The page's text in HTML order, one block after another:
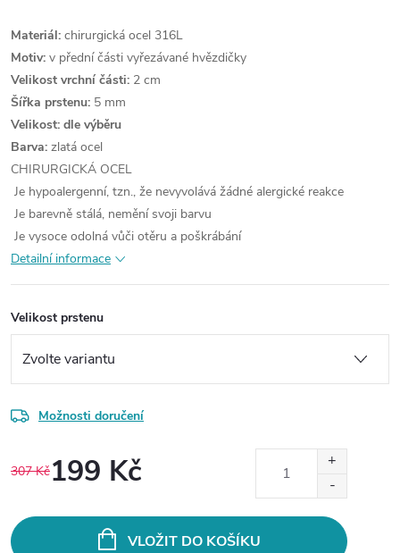
Materiál: chirurgická ocel 316L
Motiv: v přední části vyřezávané hvězdičky
Velikost vrchní části: 2 cm
Šířka prstenu: 5 mm
Velikost: dle výběru
Barva: zlatá ocel
CHIRURGICKÁ OCEL
Je hypoalergenní, tzn., že nevyvolává žádné alergické reakce
Je barevně stálá, nemění svoji barvu
Je vysoce odolná vůči otěru a poškrábání
Detailní informace
Velikost prstenu
Možnosti doručení
307 Kč199 Kč
VLOŽIT DO KOŠÍKU